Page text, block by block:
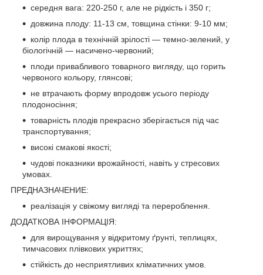
середня вага: 220-250 г, але не рідкість і 350 г;
довжина плоду: 11-13 см, товщина стінки: 9-10 мм;
колір плода в технічній зрілості — темно-зелений, у
біологічній — насичено-червоний;
плоди привабливого товарного вигляду, що горить
червоного кольору, глянсові;
не втрачають форму впродовж усього періоду
плодоносіння;
товарність плодів прекрасно зберігається під час
транспортування;
високі смакові якості;
чудові показники врожайності, навіть у стресових
умовах.
ПРЕДНАЗНАЧЕНИЕ:
реалізація у свіжому вигляді та перероблення.
ДОДАТКОВА ІНФОРМАЦІЯ:
для вирощування у відкритому ґрунті, теплицях,
тимчасових плівкових укриттях;
стійкість до несприятливих кліматичних умов.